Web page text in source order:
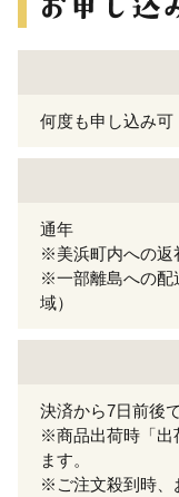
何度も申し込み可
通年
※美浜町内への返
※一部離島への配
域）
決済から7日前後
※商品出荷時「出
ます。
※ご注文殺到時、